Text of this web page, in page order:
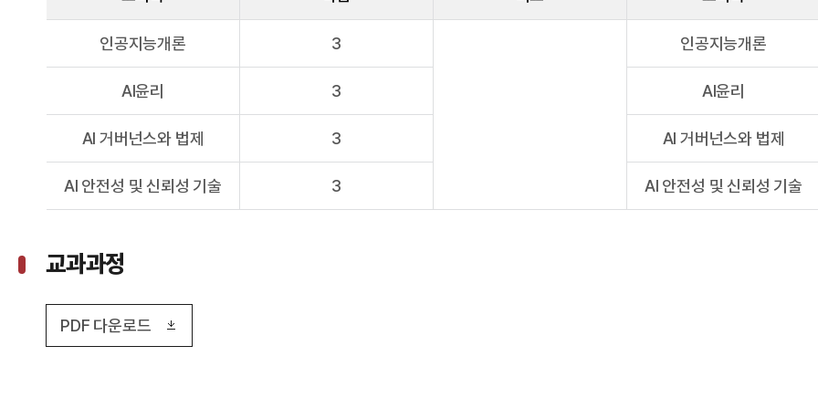
인공지능개론 3 인공지능개론
AI윤리 3 AI윤리
AI 거버넌스와 법제 3 AI 거버넌스와 법제
AI 안전성 및 신뢰성 기술 3 AI 안전성 및 신뢰성 기술
교과과정
PDF 다운로드